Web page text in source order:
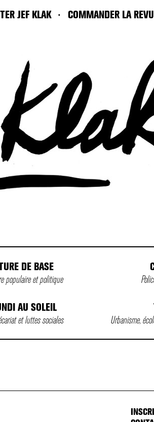
JEF KLAK COMMANDER LA
DE BASE
populaire et politique
AU SOLEIL
et luttes sociales Urbanisme,